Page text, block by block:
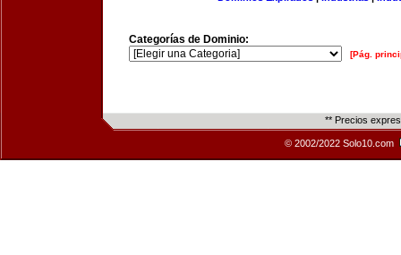
Categorías de Dominio:
[Pág.
** Precios
© 2002/2022 Solo10.com